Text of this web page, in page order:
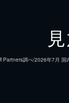
Partners調べ/2026年7⽉ 国